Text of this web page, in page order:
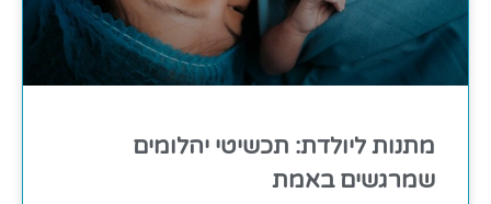
מתנות ליולדת: תכשיטי יהלומים
שמרגשים באמת